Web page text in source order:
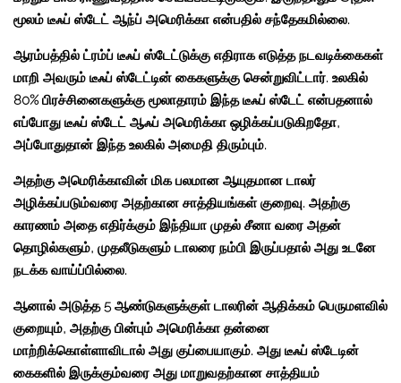
மூலம் டீஃப் ஸ்டேட் ஆந்ப் அமெரிக்கா என்பதில் சந்தேகமில்லை.
ஆரம்பத்தில் ட்ரம்ப் டீஃப் ஸ்டேட்டுக்கு எதிராக எடுத்த நடவடிக்கைகள்
மாறி அவரும் டீஃப் ஸ்டேட்டின் கைகளுக்கு சென்றுவிட்டார். உலகில்
80% பிரச்சினைகளுக்கு மூலாதாரம் இந்த டீஃப் ஸ்டேட் என்பதனால்
எப்போது டீஃப் ஸ்டேட் ஆஃப் அமெரிக்கா ஒழிக்கப்படுகிறதோ,
அப்போதுதான் இந்த உலகில் அமைதி திரும்பும்.
அதற்கு அமெரிக்காவின் மிக பலமான ஆயுதமான டாலர்
அழிக்கப்படும்வரை அதற்கான சாத்தியங்கள் குறைவு. அதற்கு
காரணம் அதை எதிர்க்கும் இந்தியா முதல் சீனா வரை அதன்
தொழில்களும், முதலீடுகளும் டாலரை நம்பி இருப்பதால் அது உடனே
நடக்க வாய்ப்பில்லை.
ஆனால் அடுத்த 5 ஆண்டுகளுக்குள் டாலரின் ஆதிக்கம் பெருமளவில்
குறையும், அதற்கு பின்பும் அமெரிக்கா தன்னை
மாற்றிக்கொள்ளாவிடால் அது குப்பையாகும். அது டீஃப் ஸ்டேடின்
கைகளில் இருக்கும்வரை அது மாறுவதற்கான சாத்தியம்